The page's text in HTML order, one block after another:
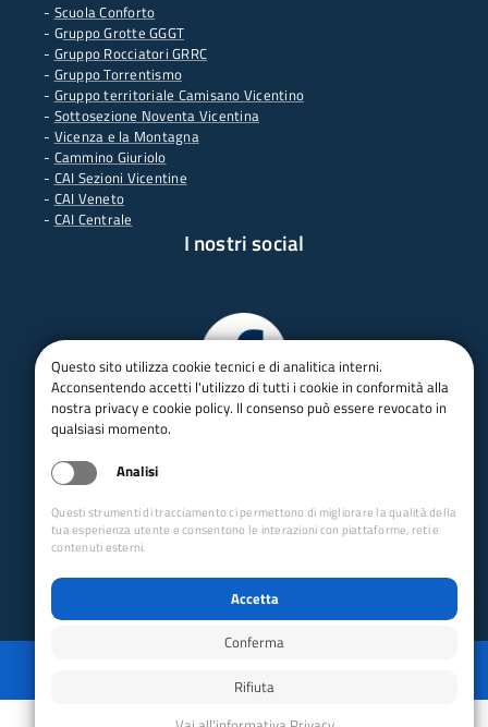
- Scuola Conforto
- Gruppo Grotte GGGT
- Gruppo Rocciatori GRRC
- Gruppo Torrentismo
- Gruppo territoriale Camisano Vicentino
- Sottosezione Noventa Vicentina
- Vicenza e la Montagna
- Cammino Giuriolo
- CAI Sezioni Vicentine
- CAI Veneto
- CAI Centrale
I nostri social
Powered by GRUPPO YEC
Questo sito utilizza cookie tecnici e di analitica interni.
Acconsentendo accetti l'utilizzo di tutti i cookie in conformità alla
nostra privacy e cookie policy. Il consenso può essere revocato in
qualsiasi momento.
Analisi
Questi strumenti di tracciamento ci permettono di migliorare la qualità della
tua esperienza utente e consentono le interazioni con piattaforme, reti e
contenuti esterni.
Accetta
Conferma
Rifiuta